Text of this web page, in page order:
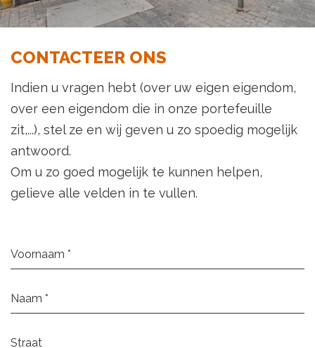
CONTACTEER ONS
Indien u vragen hebt (over uw eigen eigendom,
over een eigendom die in onze portefeuille
zit,...), stel ze en wij geven u zo spoedig mogelijk
antwoord.
Om u zo goed mogelijk te kunnen helpen,
gelieve alle velden in te vullen.